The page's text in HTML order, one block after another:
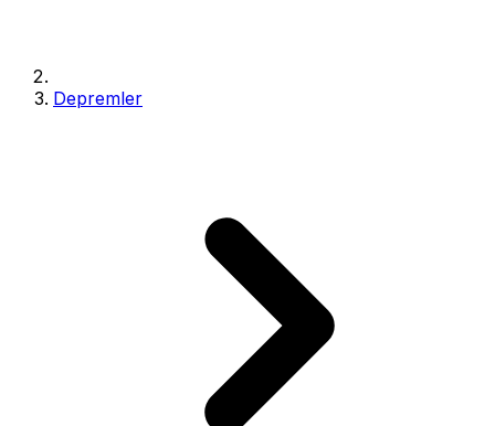
Depremler